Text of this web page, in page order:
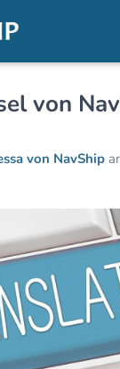
von
von NavShip